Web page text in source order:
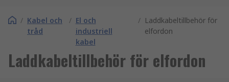
/ Kabel och
tråd
/ El och
industriell
kabel
/ Laddkabeltillbehör för
elfordon
Laddkabeltillbehör för elfordon